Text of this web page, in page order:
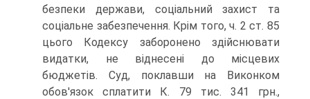
безпеки держави, соціальний захист та
соціальне забезпечення. Крім того, ч. 2 ст. 85
цього Кодексу заборонено здійснювати
видатки, не віднесені до місцевих
бюджетів. Суд, поклавши на Виконком
обов'язок сплатити К. 79 тис. 341 грн.,